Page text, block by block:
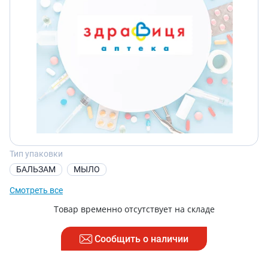
Тип упаковки
БАЛЬЗАМ
МЫЛО
Смотреть все
Товар временно отсутствует на складе
Сообщить о наличии